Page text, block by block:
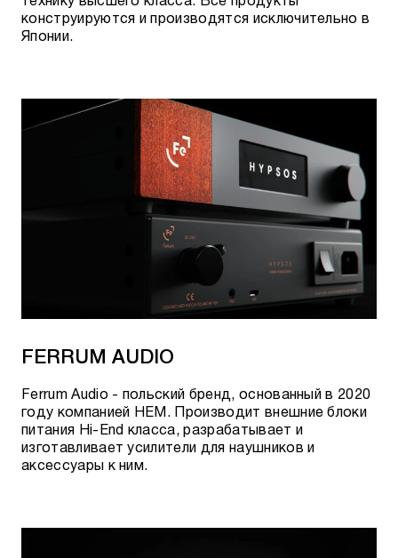
конструируются и производятся исключительно в
Японии.
FERRUM AUDIO
Ferrum Audio - польский бренд, основанный в 2020
году компанией HEM. Производит внешние блоки
питания Hi-End класса, разрабатывает и
изготавливает усилители для наушников и
аксессуары к ним.